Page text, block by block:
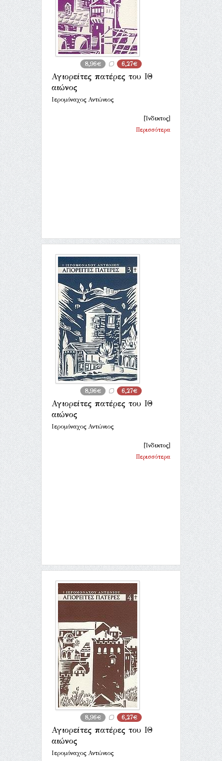
8,96€ 6,27€
Αγιορείτες πατέρες του ΙΘ
αιώνος
Ιερομόναχος Αντώνιος
[Ίνδικτος]
Περισσότερα
8,96€ 6,27€
Αγιορείτες πατέρες του ΙΘ
αιώνος
Ιερομόναχος Αντώνιος
[Ίνδικτος]
Περισσότερα
8,96€ 6,27€
Αγιορείτες πατέρες του ΙΘ
αιώνος
Ιερομόναχος Αντώνιος